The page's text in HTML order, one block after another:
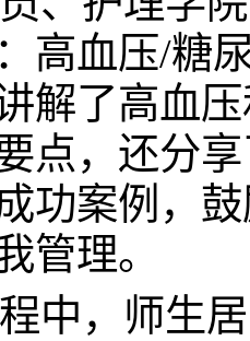
高血压/糖
解了高血
点，还分
功案例，
管理。
中，师生